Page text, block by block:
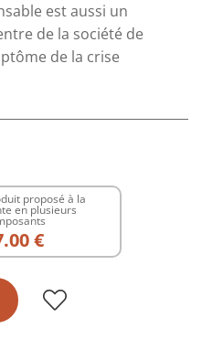
est aussi un
de la société de
de la crise
proposé à la
en plusieurs
€